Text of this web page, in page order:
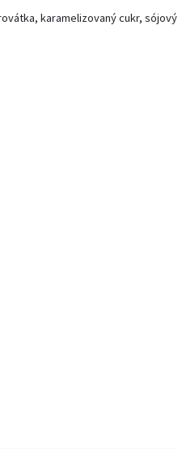
karamelizovaný cukr, sójový